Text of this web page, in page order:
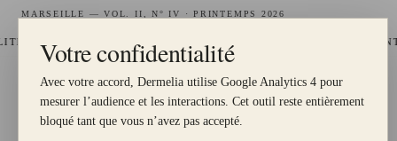
Votre confidentialité
Avec votre accord, Dermelia utilise Google Analytics 4 pour
mesurer l’audience et les interactions. Cet outil reste entièrement
bloqué tant que vous n’avez pas accepté.
MARSEILLE — VOL. II, N° IV · PRINTEMPS 2026
1 € = 1 POINT HYDRAFACIAL DISPONIBLE AU CENTRE
DERMELIA
LE MEILLEUR POUR MA PEAU